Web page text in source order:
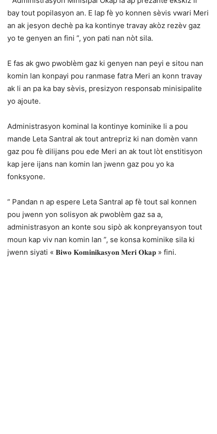
bay tout popilasyon an. E lap fè yo konnen sèvis vwari Meri
an ak jesyon dechè pa ka kontinye travay akòz rezèv gaz
yo te genyen an fini ”, yon pati nan nòt sila.
E fas ak gwo pwoblèm gaz ki genyen nan peyi e sitou nan
komin lan konpayi pou ranmase fatra Meri an konn travay
ak li an pa ka bay sèvis, presizyon responsab minisipalite
yo ajoute.
Administrasyon kominal la kontinye kominike li a pou
mande Leta Santral ak tout antrepriz ki nan domèn vann
gaz pou fè dilijans pou ede Meri an ak tout lòt enstitisyon
kap jere ijans nan komin lan jwenn gaz pou yo ka
fonksyone.
“ Pandan n ap espere Leta Santral ap fè tout sal konnen
pou jwenn yon solisyon ak pwoblèm gaz sa a,
administrasyon an konte sou sipò ak konpreyansyon tout
moun kap viv nan komin lan ”, se konsa kominike sila ki
jwenn siyati « 𝐁𝐢𝐰𝐨 𝐊𝐨𝐦𝐢𝐧𝐢𝐤𝐚𝐬𝐲𝐨𝐧 𝐌𝐞𝐫𝐢 𝐎𝐤𝐚𝐩 » fini.